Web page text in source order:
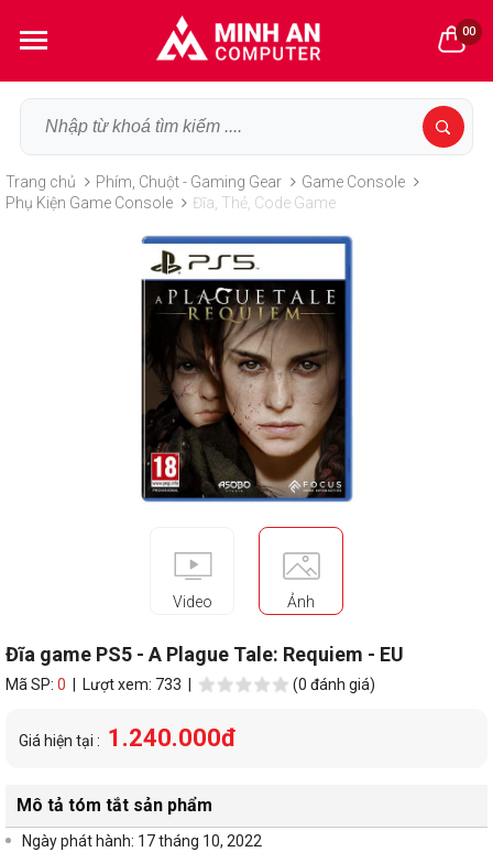
00
Trang chủ Phím, Chuột - Gaming Gear
Game Console
Phụ Kiện Game Console
Đĩa, Thẻ, Code Game
Video Ảnh
Đĩa game PS5 - A Plague Tale: Requiem - EU
Mã SP: 0 | Lượt xem: 733 | (0 đánh giá)
Giá hiện tại : 1.240.000đ
Mô tả tóm tắt sản phẩm
Ngày phát hành: 17 tháng 10, 2022